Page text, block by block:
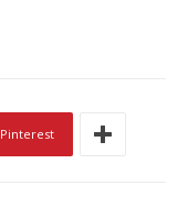
Pinterest